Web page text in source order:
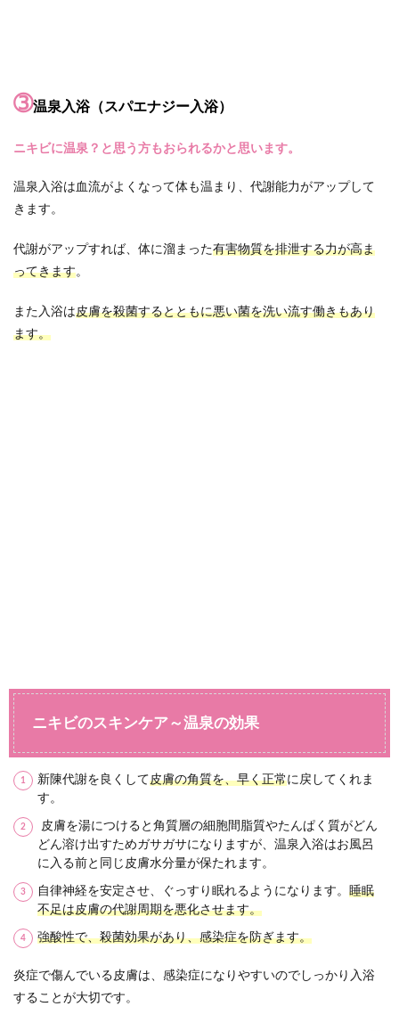
➂温泉入浴（スパエナジー入浴）
ニキビに温泉？と思う方もおられるかと思います。
温泉入浴は血流がよくなって体も温まり、代謝能力がアップして
きます。
代謝がアップすれば、体に溜まった有害物質を排泄する力が高ま
ってきます。
また入浴は皮膚を殺菌するとともに悪い菌を洗い流す働きもあり
ます。
ニキビのスキンケア～温泉の効果
新陳代謝を良くして皮膚の角質を、早く正常に戻してくれま
す。
皮膚を湯につけると角質層の細胞間脂質やたんぱく質がどん
どん溶け出すためガサガサになりますが、温泉入浴はお風呂
に入る前と同じ皮膚水分量が保たれます。
自律神経を安定させ、ぐっすり眠れるようになります。 睡眠
不足は皮膚の代謝周期を悪化させます。
強酸性で、殺菌効果があり、感染症を防ぎます。
炎症で傷んでいる皮膚は、感染症になりやすいのでしっかり入浴
することが大切です。